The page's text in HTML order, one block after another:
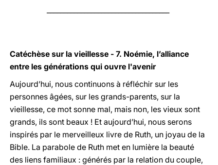
Catéchèse sur la vieillesse - 7. Noémie, l’alliance
entre les générations qui ouvre l'avenir
Aujourd’hui, nous continuons à réfléchir sur les
personnes âgées, sur les grands-parents, sur la
vieillesse, ce mot sonne mal, mais non, les vieux sont
grands, ils sont beaux ! Et aujourd’hui, nous serons
inspirés par le merveilleux livre de Ruth, un joyau de la
Bible. La parabole de Ruth met en lumière la beauté
des liens familiaux : générés par la relation du couple,